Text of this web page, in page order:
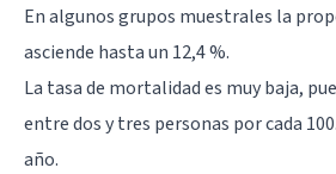
En algunos grupos muestrales la
asciende hasta un 12,4 %.
La tasa de mortalidad es muy baja,
entre dos y tres personas por cada
año.